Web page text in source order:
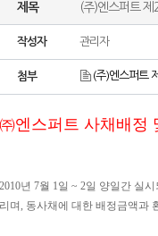
제목 (주)엔스퍼트
작성자 관리자
첨부 (주)엔스퍼트
㈜엔스퍼트 사채배정
2010년 7월 1일 ~ 2일 양일간 실
리며, 동사채에 대한 배정금액과